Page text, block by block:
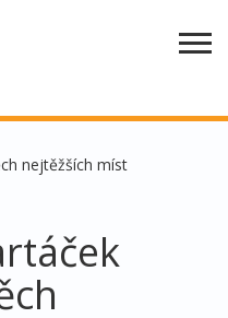
nejtěžších míst